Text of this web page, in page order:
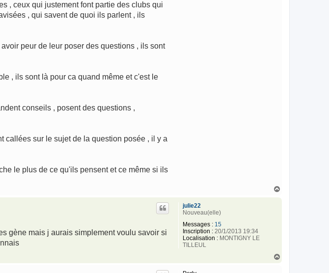
, ceux qui justement font partie des clubs qui
, qui savent de quoi ils parlent , ils
peur de leur poser des questions , ils sont
, ils sont là pour ca quand même et c'est le
conseils , posent des questions ,
callées sur le sujet de la question posée , il y a
le plus de ce qu'ils pensent et ce même si ils
julie22
Nouveau(elle)
Messages : 15
Inscription : 20/1/2013 19:34
Localisation : MONTIGNY LE
TILLEUL
gène mais j aurais simplement voulu savoir si